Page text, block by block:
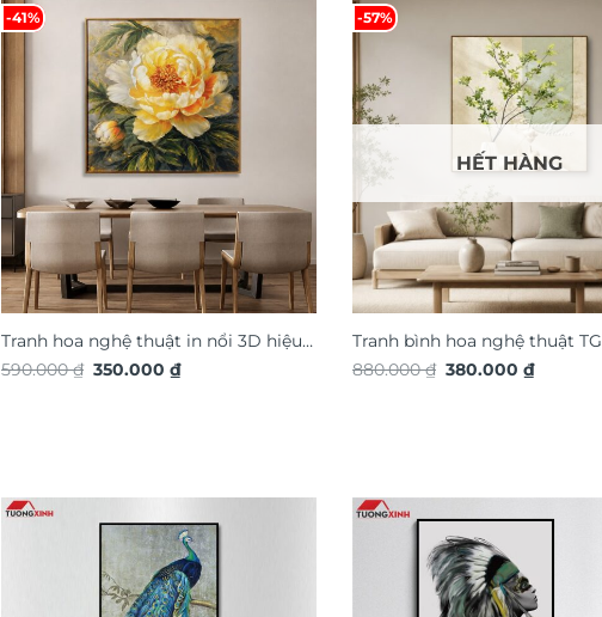
-41%
Tranh hoa nghệ thuật in nổi 3D hiệu
ứng dát vàng TG4927S
590.000₫ Giá
350.000₫Giá
-57%
HẾT HÀNG
Tranh bình hoa nghệ thuật
880.000₫ Giá
380.000₫Giá